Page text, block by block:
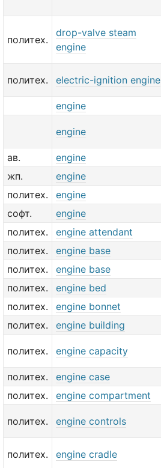
политех.
drop-valve steam
engine
политех. electric-ignition engine
engine
engine
ав.
engine
жп.
engine
политех.
engine
софт.
engine
политех.
engine attendant
политех.
engine base
политех.
engine base
политех.
engine bed
политех.
engine bonnet
политех.
engine building
политех. engine capacity
политех.
engine case
политех.
engine compartment
политех. engine controls
политех. engine cradle